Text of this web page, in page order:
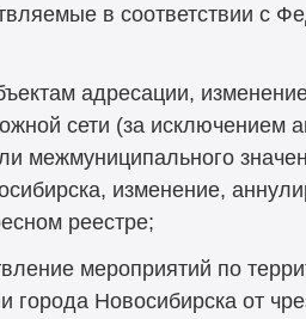
в соответствии с
адресации,
сети (за исключением
межмуниципального
изменение,
реестре;
мероприятий по
города Новосибирска от